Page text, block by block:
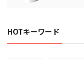
HOTキーワード